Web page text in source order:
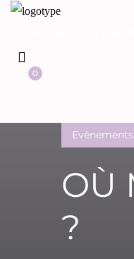
0
Evènements
OÙ
?